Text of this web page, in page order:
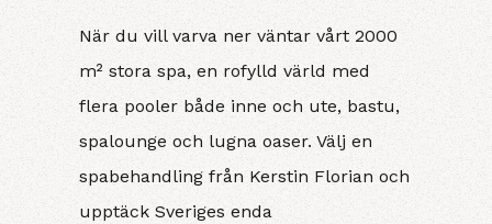
När du vill varva ner väntar vårt 2000
m² stora spa, en rofylld värld med
flera pooler både inne och ute, bastu,
spalounge och lugna oaser. Välj en
spabehandling från Kerstin Florian och
upptäck Sveriges enda